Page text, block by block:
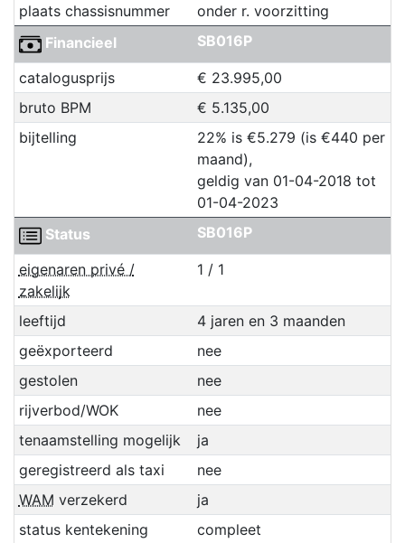
plaats chassisnummer
onder r. voorzitting
Financieel
SB016P
catalogusprijs
€ 23.995,00
bruto BPM
€ 5.135,00
bijtelling
22% is €5.279 (is €440 per
maand),
geldig van 01-04-2018 tot
01-04-2023
Status
SB016P
eigenaren privé /
zakelijk
1 / 1
leeftijd
4 jaren en 3 maanden
geëxporteerd
nee
gestolen
nee
rijverbod/WOK
nee
tenaamstelling mogelijk
ja
geregistreerd als taxi
nee
WAM verzekerd
ja
status kentekening
compleet